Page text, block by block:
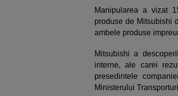
Manipularea a vizat
produse de Mitsubishi
ambele produse
Mitsubishi a
interne, ale carei
presedintele
Ministerului